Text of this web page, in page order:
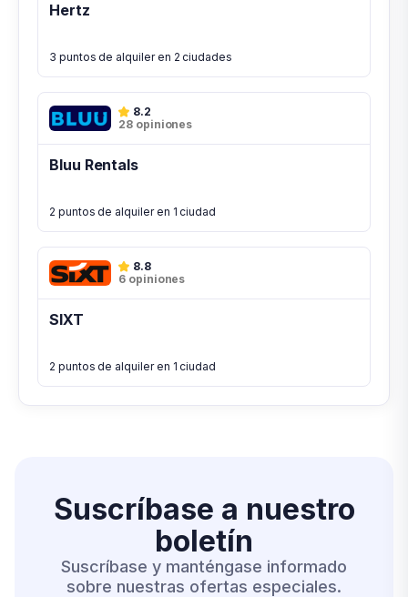
Hertz
3 puntos de alquiler en 2 ciudades
8.2
28 opiniones
Bluu Rentals
2 puntos de alquiler en 1 ciudad
8.8
6 opiniones
SIXT
2 puntos de alquiler en 1 ciudad
Suscríbase a nuestro
boletín
Suscríbase y manténgase informado
sobre nuestras ofertas especiales.